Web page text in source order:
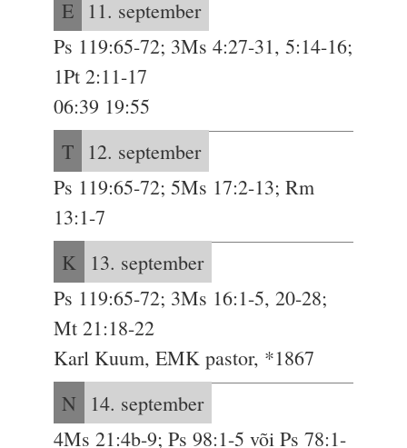
E
11. september
Ps 119:65-72; 3Ms 4:27-31, 5:14-16;
1Pt 2:11-17
06:39 19:55
T
12. september
Ps 119:65-72; 5Ms 17:2-13; Rm
13:1-7
K
13. september
Ps 119:65-72; 3Ms 16:1-5, 20-28;
Mt 21:18-22
Karl Kuum, EMK pastor, *1867
N
14. september
4Ms 21:4b-9; Ps 98:1-5 või Ps 78:1-